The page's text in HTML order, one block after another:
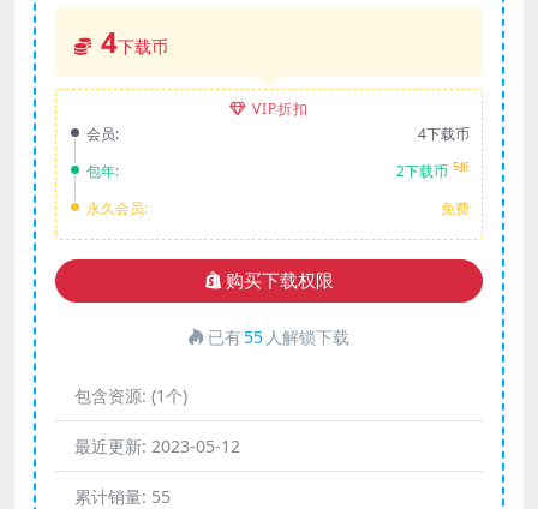
4下载币
VIP折扣
会员:
4下载币
包年:
2下载币 5折
永久会员: 免费
购买下载权限
已有55 人解锁下载
包含资源: (1个)
最近更新: 2023-05-12
累计销量: 55